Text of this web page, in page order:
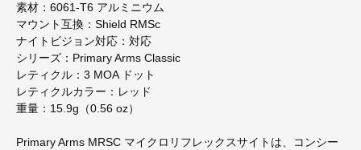
素材：6061-T6 アルミニウム
マウント互換：Shield RMSc
ナイトビジョン対応：対応
シリーズ：Primary Arms Classic
レティクル：3 MOA ドット
レティクルカラー：レッド
重量：15.9g（0.56 oz）
Primary Arms MRSC マイクロリフレックスサイトは、コンシー